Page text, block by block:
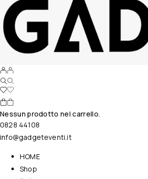
Nessun prodotto nel carrello.
0828 44108
info@gadgeteventi.it
HOME
Shop